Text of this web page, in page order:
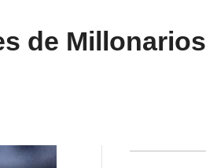
de Millonarios